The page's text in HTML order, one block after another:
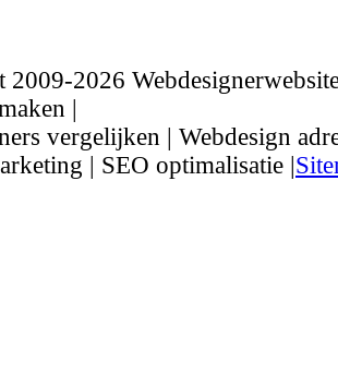
2009-2026
|
vergelijken | Webdesign
| SEO optimalisatie |